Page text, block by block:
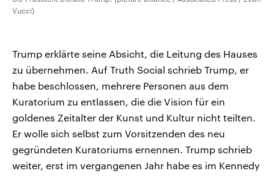
Vucci)
Trump erklärte seine Absicht, die Leitung des Hauses
zu übernehmen. Auf Truth Social schrieb Trump, er
habe beschlossen, mehrere Personen aus dem
Kuratorium zu entlassen, die die Vision für ein
goldenes Zeitalter der Kunst und Kultur nicht teilten.
Er wolle sich selbst zum Vorsitzenden des neu
gegründeten Kuratoriums ernennen. Trump schrieb
weiter, erst im vergangenen Jahr habe es im Kennedy